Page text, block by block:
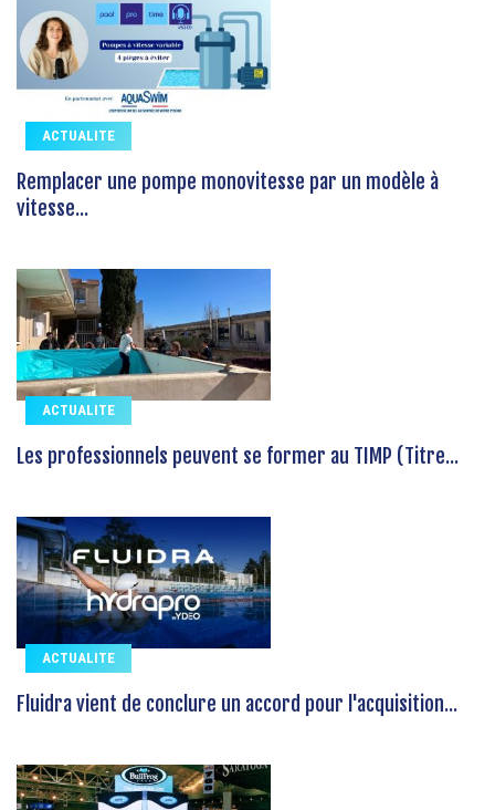
ACTUALITE
Remplacer une pompe monovitesse par un modèle à
vitesse...
ACTUALITE
Les professionnels peuvent se former au TIMP (Titre...
ACTUALITE
Fluidra vient de conclure un accord pour l'acquisition...